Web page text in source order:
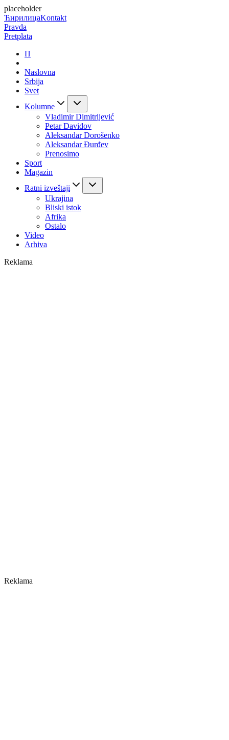
placeholder
ЋирилицаKontakt
Pravda
Pretplata
П
Naslovna
Srbija
Svet
Kolumne
Vladimir Dimitrijević
Petar Davidov
Aleksandar Dorošenko
Aleksandar Đurđev
Prenosimo
Sport
Magazin
Ratni izveštaji
Ukrajina
Bliski istok
Afrika
Ostalo
Video
Arhiva
Reklama
Reklama